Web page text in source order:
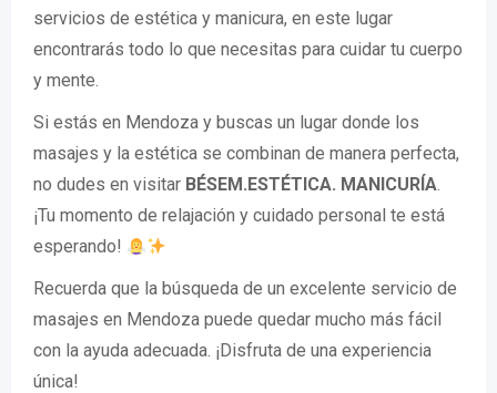
servicios de estética y manicura, en este lugar
encontrarás todo lo que necesitas para cuidar tu cuerpo
y mente.
Si estás en Mendoza y buscas un lugar donde los
masajes y la estética se combinan de manera perfecta,
no dudes en visitar BÉSEM.ESTÉTICA. MANICURÍA.
¡Tu momento de relajación y cuidado personal te está
esperando!
Recuerda que la búsqueda de un excelente servicio de
masajes en Mendoza puede quedar mucho más fácil
con la ayuda adecuada. ¡Disfruta de una experiencia
única!